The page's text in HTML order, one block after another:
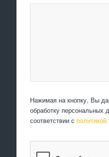
Нажимая на кнопку, Вы
обработку персональных
соответствии с